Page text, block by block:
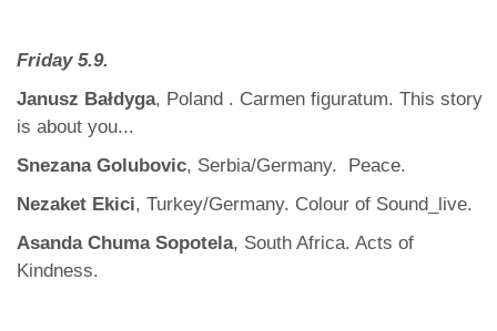
Friday 5.9.
Janusz Bałdyga, Poland . Carmen figuratum. This story
is about you...
Snezana Golubovic, Serbia/Germany. Peace.
Nezaket Ekici, Turkey/Germany. Colour of Sound_live.
Asanda Chuma Sopotela, South Africa. Acts of
Kindness.